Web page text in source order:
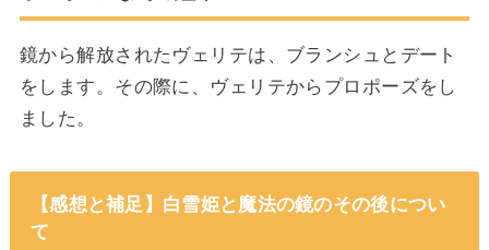
鏡から解放されたヴェリテは、ブランシュとデート
をします。その際に、ヴェリテからプロポーズをし
ました。
【感想と補足】白雪姫と魔法の鏡のその後につい
て